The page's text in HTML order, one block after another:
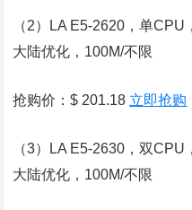
（2）LA E5-2620，单
大陆优化，100M/不限
抢购价：$ 201.18 立即抢购
（3）LA E5-2630，双
大陆优化，100M/不限